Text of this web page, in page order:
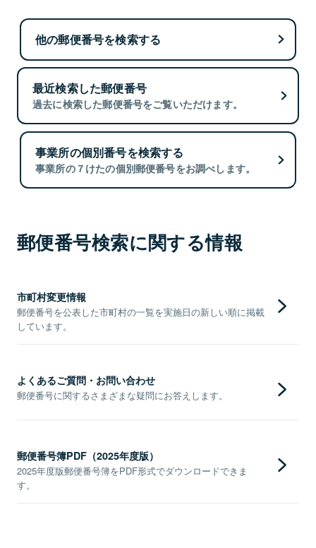
他の郵便番号を検索する
最近検索した郵便番号
過去に検索した郵便番号をご覧いただけます。
事業所の個別番号を検索する
事業所の７けたの個別郵便番号をお調べします。
郵便番号検索に関する情報
市町村変更情報
郵便番号を公表した市町村の一覧を実施日の新しい順に掲載
しています。
よくあるご質問・お問い合わせ
郵便番号に関するさまざまな疑問にお答えします。
郵便番号簿PDF（2025年度版）
2025年度版郵便番号簿をPDF形式でダウンロードできま
す。